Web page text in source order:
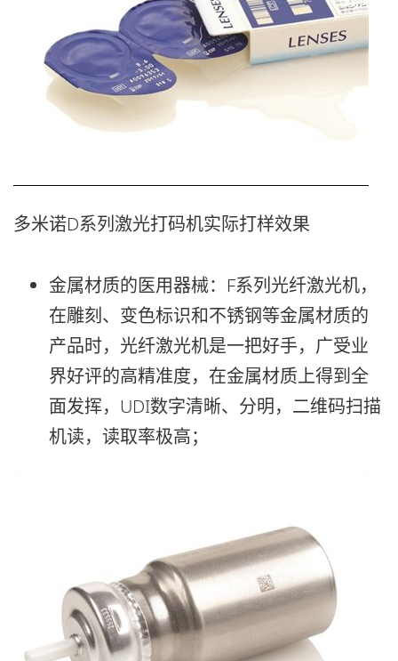
多米诺D系列激光打码机实际打样效果
金属材质的医用器械：F系列光纤激光机，
在雕刻、变色标识和不锈钢等金属材质的
产品时，光纤激光机是一把好手，广受业
界好评的高精准度，在金属材质上得到全
面发挥，UDI数字清晰、分明，二维码扫描
机读，读取率极高；